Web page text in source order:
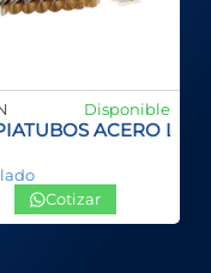
Disponible
ACERO
Cotizar